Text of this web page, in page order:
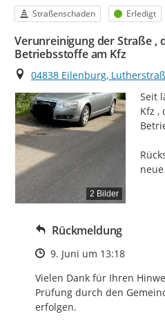
Kategorie
Straßenschaden Status
Erledigt
Verunreinigung der Straße ,
Betriebsstoffe am Kfz
Ort
04838 Eilenburg,
2 Bilder
Seit
Kfz ,
Rückmeldung
Zeitpunkt des Erstellens
9. Juni um 13:18
Vielen Dank für Ihren
Prüfung durch den
erfolgen.